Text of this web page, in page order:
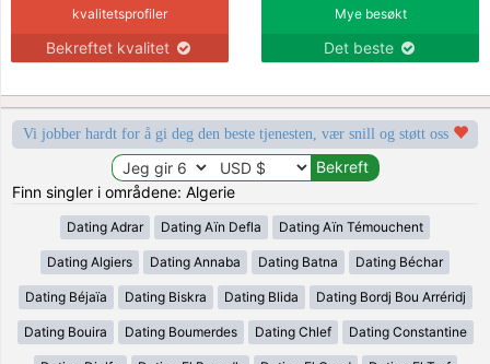
kvalitetsprofiler
Bekreftet kvalitet
Mye besøkt
Det beste
Vi jobber hardt for å gi deg den beste tjenesten, vær snill og støtt oss
Finn singler i områdene: Algerie
Dating Adrar Dating Aïn Defla Dating Aïn Témouchent
Dating Algiers Dating Annaba Dating Batna Dating Béchar
Dating Béjaïa Dating Biskra Dating Blida Dating Bordj Bou Arréridj
Dating Bouira Dating Boumerdes Dating Chlef Dating Constantine